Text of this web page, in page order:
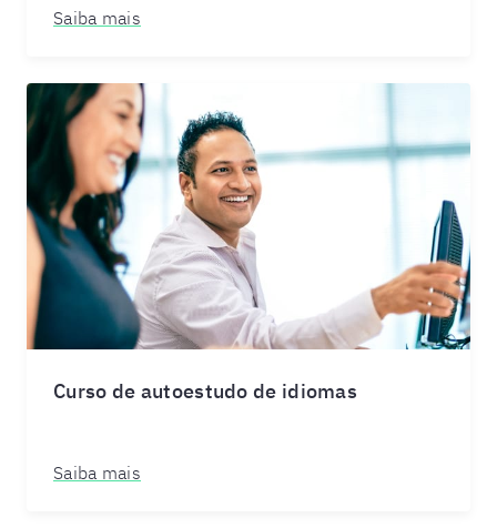
Saiba mais
Curso de autoestudo de idiomas
Saiba mais